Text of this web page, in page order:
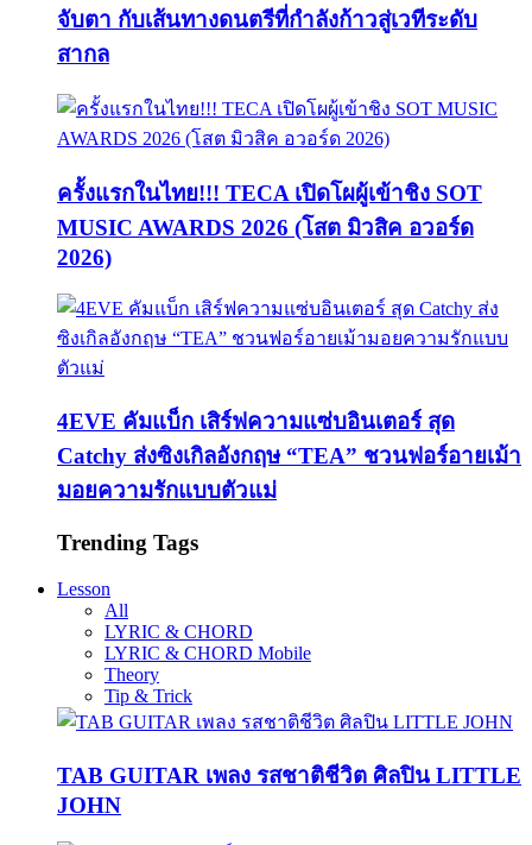
จับตา กับเส้นทางดนตรีที่กำลังก้าวสู่เวทีระดับ
สากล
ครั้งแรกในไทย!!! TECA เปิดโผผู้เข้าชิง SOT
MUSIC AWARDS 2026 (โสต มิวสิค อวอร์ด
2026)
4EVE คัมแบ็ก เสิร์ฟความแซ่บอินเตอร์ สุด
Catchy ส่งซิงเกิลอังกฤษ “TEA” ชวนฟอร์อายเม้า
มอยความรักแบบตัวแม่
Trending Tags
Lesson
All
LYRIC & CHORD
LYRIC & CHORD Mobile
Theory
Tip & Trick
TAB GUITAR เพลง รสชาติชีวิต ศิลปิน LITTLE
JOHN